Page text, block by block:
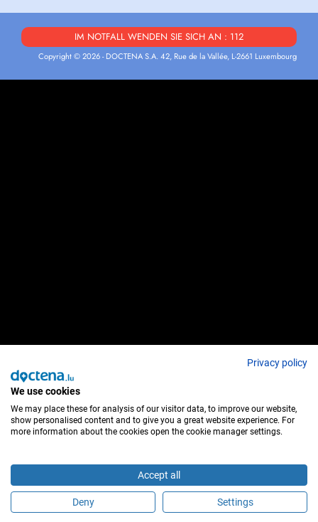
Sind Sie dieser Behandler?
IM NOTFALL WENDEN SIE SICH AN : 112
Copyright © 2026 - DOCTENA S.A. 42, Rue de la Vallée, L-2661 Luxembourg
Privacy policy
We use cookies
We may place these for analysis of our visitor data, to improve our website,
show personalised content and to give you a great website experience. For
more information about the cookies open the cookie manager settings.
Accept all
Deny Settings